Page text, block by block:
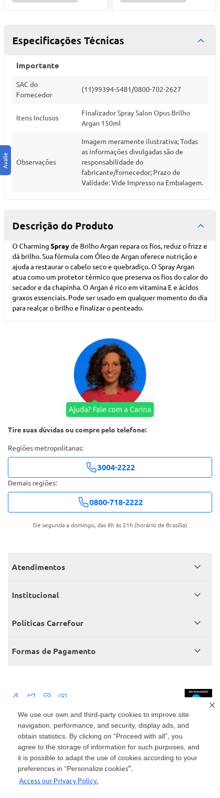
We use our own and third-party cookies to improve site
navigation, performance, and security, display ads, and
obtain statistics. By clicking on “Proceed with all”, you
agree to the storage of information for such purposes, and
it is possible to adapt the use of cookies according to your
preferences in “Personalize cookies”.
Access our Privacy Policy.
Especificações Técnicas
Importante
SAC do
Fornecedor
(11)99394-5481/0800-702-2627
Itens Inclusos
Finalizador Spray Salon Opus Brilho
Argan 150ml
Observações
Imagem meramente ilustrativa; Todas
as informações divulgadas são de
responsabilidade do
fabricante/fornecedor; Prazo de
Validade: Vide Impresso na Embalagem.
Descrição do Produto
O Charming Sprayde Brilho Argan repara os fios, reduz o frizz e
dá brilho. Sua fórmula com Óleo de Argan oferece nutrição e
ajuda a restaurar o cabelo seco e quebradiço. O Spray Argan
atua como um protetor térmico que preserva os fios do calor do
secador e da chapinha. O Argan é rico em vitamina E e ácidos
graxos essenciais. Pode ser usado em qualquer momento do dia
para realçar o brilho e finalizar o penteado.
Tire suas dúvidas ou compre pelo telefone:
Regiões metropolitanas:
3004-2222
Demais regiões:
0800-718-2222
De segunda a domingo, das 8h às 21h (horário de Brasília)
Atendimentos
Meus pedidos
Consumidor.gov
Institucional
Grupo Carrefour Brasil
Produtos Carrefour
Políticas Carrefour
Políticas de entregas
Políticas de trocas e devoluções
Formas de Pagamento
Mercado: Carrefour Comércio e Indústrias Ltda Via de Acesso Norte, Km 38,
nº 420, Empresarial Gato Preto, Cajamar - SP | CEP 07789-100 | CNPJ:
45.543.915/0846-95
Drogaria: Carrefour Comercio e Industria Ltda: Avenida das Nações Unidas,
15187, Loja 104/105/106 Bloco A Setor 1 - Vila Gertrudes, São Paulo, SP |
CEP 04794-000 | CNPJ: 45.543.915/0736-50
Envio de documentos administrativos e jurídicos: Avenida Tucunaré, 125 -
Tamboré, Barueri - SP | CEP 06460-020